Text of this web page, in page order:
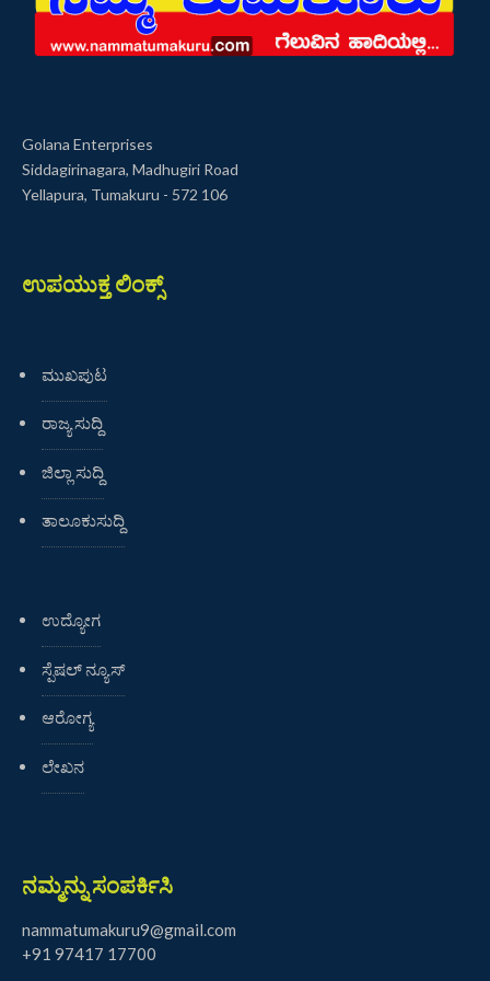
Golana Enterprises
Siddagirinagara, Madhugiri Road
Yellapura, Tumakuru - 572 106
ಉಪಯುಕ್ತ ಲಿಂಕ್ಸ್
ಮುಖಪುಟ
ರಾಜ್ಯ ಸುದ್ದಿ
ಜಿಲ್ಲಾ ಸುದ್ದಿ
ತಾಲೂಕುಸುದ್ದಿ
ಉದ್ಯೋಗ
ಸ್ಪೆಷಲ್ ನ್ಯೂಸ್
ಆರೋಗ್ಯ
ಲೇಖನ
ನಮ್ಮನ್ನು ಸಂಪರ್ಕಿಸಿ
nammatumakuru9@gmail.com
+91 97417 17700